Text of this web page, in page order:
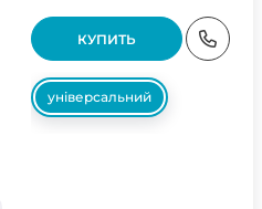
КУПИТЬ
універсальний